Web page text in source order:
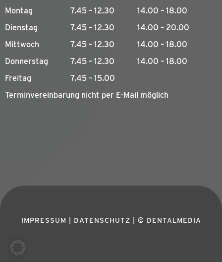
Montag 7.45 – 12.30
14.00 – 18.00
Dienstag
7.45 – 12.30
14.00 – 20.00
Mittwoch
7.45 – 12.30
14.00 – 18.00
Donnerstag
7.45 – 12.30
14.00 – 18.00
Freitag
7.45 – 15.00
Terminvereinbarung nicht per E-Mail möglich
IMPRESSUM DATENSCHUTZ © DENTALMEDIA